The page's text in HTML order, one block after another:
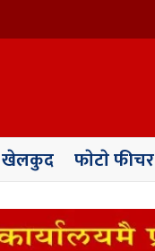
खेलकुद फाेटाे फीचर